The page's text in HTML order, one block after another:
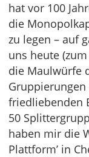
hat vor 100
die
zu legen – auf
uns heute
die Maulwürfe
friedliebenden
50
haben mir die
Plattform’ in